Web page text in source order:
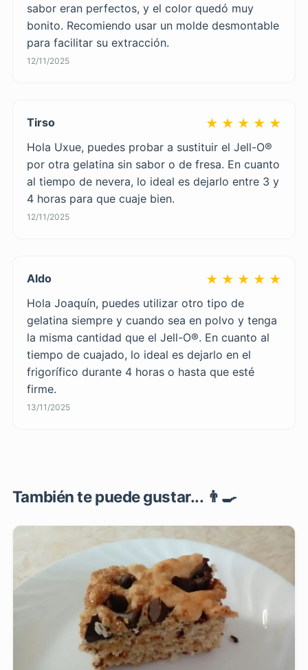
sabor eran perfectos, y el color quedó muy
bonito. Recomiendo usar un molde desmontable
para facilitar su extracción.
12/11/2025
Tirso ★ ★ ★ ★ ★
Hola Uxue, puedes probar a sustituir el Jell-O®
por otra gelatina sin sabor o de fresa. En cuanto
al tiempo de nevera, lo ideal es dejarlo entre 3 y
4 horas para que cuaje bien.
12/11/2025
Aldo ★ ★ ★ ★ ★
Hola Joaquín, puedes utilizar otro tipo de
gelatina siempre y cuando sea en polvo y tenga
la misma cantidad que el Jell-O®. En cuanto al
tiempo de cuajado, lo ideal es dejarlo en el
frigorífico durante 4 horas o hasta que esté
firme.
13/11/2025
También te puede gustar... 👨‍🍳